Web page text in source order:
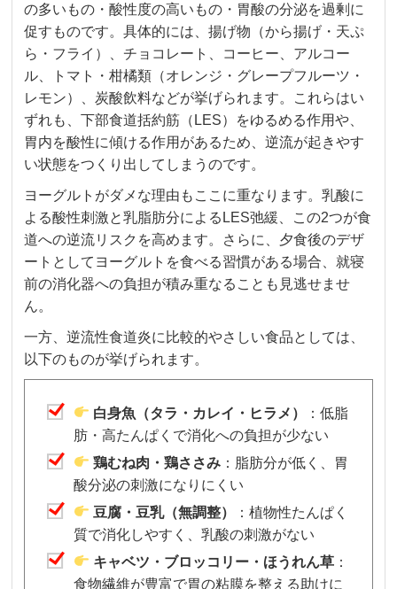
の多いもの・酸性度の高いもの・胃酸の分泌を過剰に
促すものです。具体的には、揚げ物（から揚げ・天ぷ
ら・フライ）、チョコレート、コーヒー、アルコー
ル、トマト・柑橘類（オレンジ・グレープフルーツ・
レモン）、炭酸飲料などが挙げられます。これらはい
ずれも、下部食道括約筋（LES）をゆるめる作用や、
胃内を酸性に傾ける作用があるため、逆流が起きやす
い状態をつくり出してしまうのです。
ヨーグルトがダメな理由もここに重なります。乳酸に
よる酸性刺激と乳脂肪分によるLES弛緩、この2つが食
道への逆流リスクを高めます。さらに、夕食後のデザ
ートとしてヨーグルトを食べる習慣がある場合、就寝
前の消化器への負担が積み重なることも見逃せませ
ん。
一方、逆流性食道炎に比較的やさしい食品としては、
以下のものが挙げられます。
白身魚（タラ・カレイ・ヒラメ）
：低脂
肪・高たんぱくで消化への負担が少ない
鶏むね肉・鶏ささみ ：脂肪分が低く、胃
酸分泌の刺激になりにくい
豆腐・豆乳（無調整）
：植物性たんぱく
質で消化しやすく、乳酸の刺激がない
キャベツ・ブロッコリー・ほうれん草 ：
食物繊維が豊富で胃の粘膜を整える助けに